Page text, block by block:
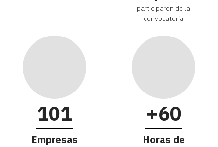
participaron de la
convocatoria
101
Empresas
+60
Horas de